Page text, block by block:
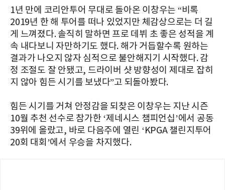
1년 만에 코리안투어 무대로 돌아온 이창우는 “비록
2019년 한 해 투어를 떠나 있었지만 체감상으로는 더 길
게 느껴졌다.솔직히 말하면 프로 데뷔 초 좋은 성적을 계
속 내다보니 자만하기도 했다. 해가 거듭할수록 원하는
결과가 나오지 않자 심적으로 불안해지기 시작했다.감
정 조절도 잘 안됐고, 드라이버 샷 방향성이 제대로 잡히
지 않아 힘든 시기를 보냈다”고 되돌아봤다.
힘든 시기를 거쳐 안정감을 되찾은 이창우는 지난 시즌
10월 추천 선수로 참가한 ‘제네시스 챔피언십’에서 공동
39위에 올랐고, 바로 다음주에 열린 ‘KPGA챌린지투어
20회 대회 ’에서 우승을 차지했다.